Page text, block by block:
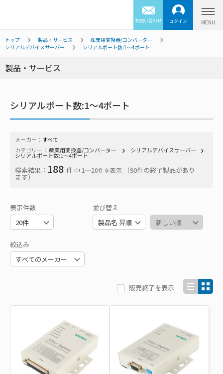
お問い合わせ ログイン
トップ 製品・サービス
産業用変換器/コンバーター
シリアルデバイスサーバー
シリアルポート数:1～4ポート
製品・サービス
シリアルポート数:1～4ポート
メーカー： すべて
カテゴリー： 産業用変換器/コンバーター シリアルデバイスサーバー
シリアルポート数:1～4ポート
検索結果： 188 件 中 1〜20件を表示 （90件の終了製品があり
ます）
表示件数 並び替え
絞込み
販売終了を表示